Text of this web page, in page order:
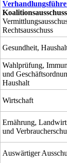
Koalitionsausschuss
Rechtsausschuss
Gesundheit,
Wahlprüfung,
und
Haushalt
Wirtschaft
Ernährung,
und
Auswärtiger